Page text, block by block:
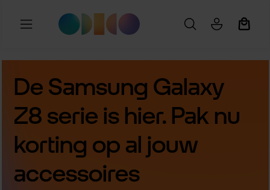
Ga naar de hoofdinhoud
De Samsung Galaxy
Z8 serie is hier. Pak nu
korting op al jouw
accessoires